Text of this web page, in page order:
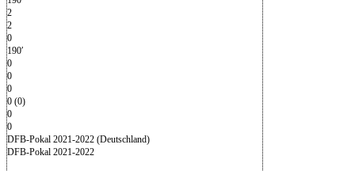
2
2
0
190′
0
0
0
0 (0)
0
0
DFB-Pokal 2021-2022 (Deutschland)
DFB-Pokal 2021-2022